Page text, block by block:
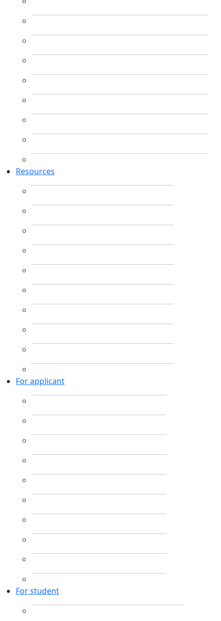
Resources
For applicant
For student